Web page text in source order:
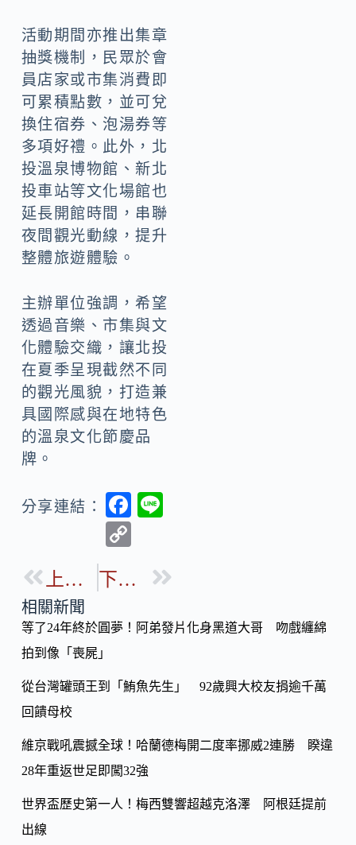
活動期間亦推出集章
抽獎機制，民眾於會
員店家或市集消費即
可累積點數，並可兌
換住宿券、泡湯券等
多項好禮。此外，北
投溫泉博物館、新北
投車站等文化場館也
延長開館時間，串聯
夜間觀光動線，提升
整體旅遊體驗。
主辦單位強調，希望
透過音樂、市集與文
化體驗交織，讓北投
在夏季呈現截然不同
的觀光風貌，打造兼
具國際感與在地特色
的溫泉文化節慶品
牌。
分享連結：
F
b
o
p
Li
k
上一篇 下一篇
相關新聞
等了24年終於圓夢！阿弟發片化身黑道大哥 吻戲纏綿
拍到像「喪屍」
從台灣罐頭王到「鮪魚先生」 92歲興大校友捐逾千萬
回饋母校
維京戰吼震撼全球！哈蘭德梅開二度率挪威2連勝 睽違
28年重返世足即闖32強
世界盃歷史第一人！梅西雙響超越克洛澤 阿根廷提前
出線